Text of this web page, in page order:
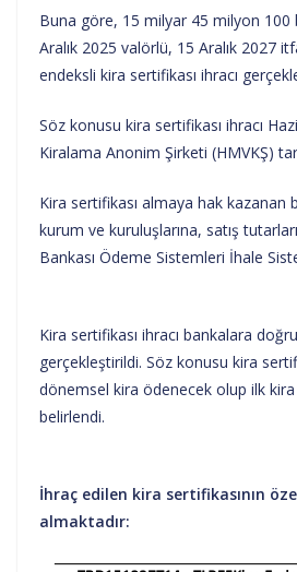
Buna göre, 15 milyar 45 milyon 100
Aralık 2025 valörlü, 15 Aralık 2027
endeksli kira sertifikası ihracı
Söz konusu kira sertifikası ihracı
Kiralama Anonim Şirketi (HMVKŞ)
Kira sertifikası almaya hak kazanan
kurum ve kuruluşlarına, satış
Bankası Ödeme Sistemleri İhale
Kira sertifikası ihracı bankalara
gerçekleştirildi. Söz konusu kira
dönemsel kira ödenecek olup ilk
belirlendi.
İhraç edilen kira sertifikasının
almaktadır: